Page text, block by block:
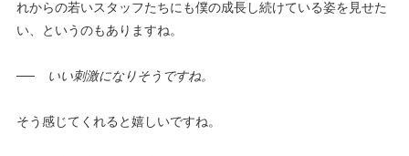
れからの若いスタッフたちにも僕の成長し続けている姿を見せた
い、というのもありますね。
── いい刺激になりそうですね。
そう感じてくれると嬉しいですね。